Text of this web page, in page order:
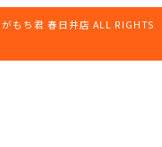
もち君 春日井店 ALL RIGHTS